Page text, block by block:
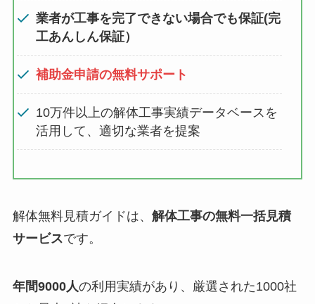
業者が工事を完了できない場合でも保証(完
工あんしん保証）
補助金申請の無料サポート
10万件以上の解体工事実績データベースを
活用して、適切な業者を提案
解体無料見積ガイドは、 解体工事の無料一括見積
サービスです。
年間9000人の利用実績があり、厳選された1000社